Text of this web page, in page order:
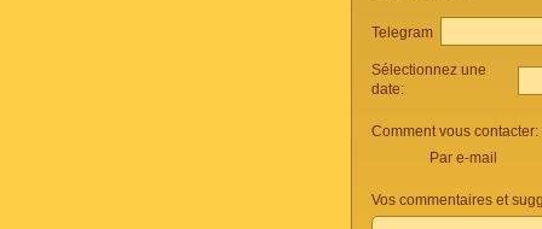
Telegram
Sélectionnez une
date:
Comment vous contacter:
Par e-mail
Vos commentaires et